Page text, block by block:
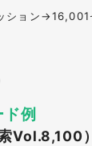
ション→16,001
例
Vol.8,100